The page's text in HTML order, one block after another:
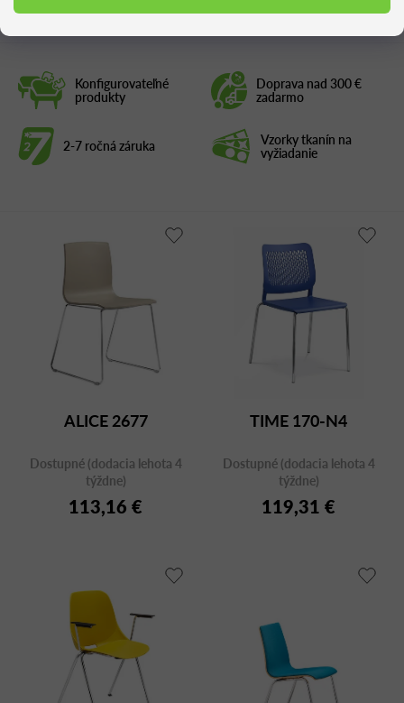
Konfigurovateľné
produkty
Doprava nad 300 €
zadarmo
2-7 ročná záruka Vzorky tkanín na
vyžiadanie
ALICE 2677
Dostupné (dodacia lehota 4
týždne)
113,16 €
TIME 170-N4
Dostupné (dodacia lehota 4
týždne)
119,31 €